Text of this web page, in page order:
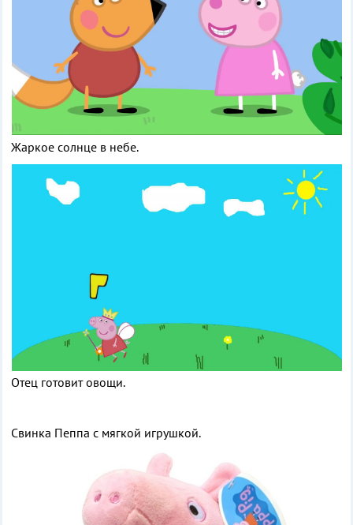
Жаркое солнце в небе.
Отец готовит овощи.
Свинка Пеппа с мягкой игрушкой.